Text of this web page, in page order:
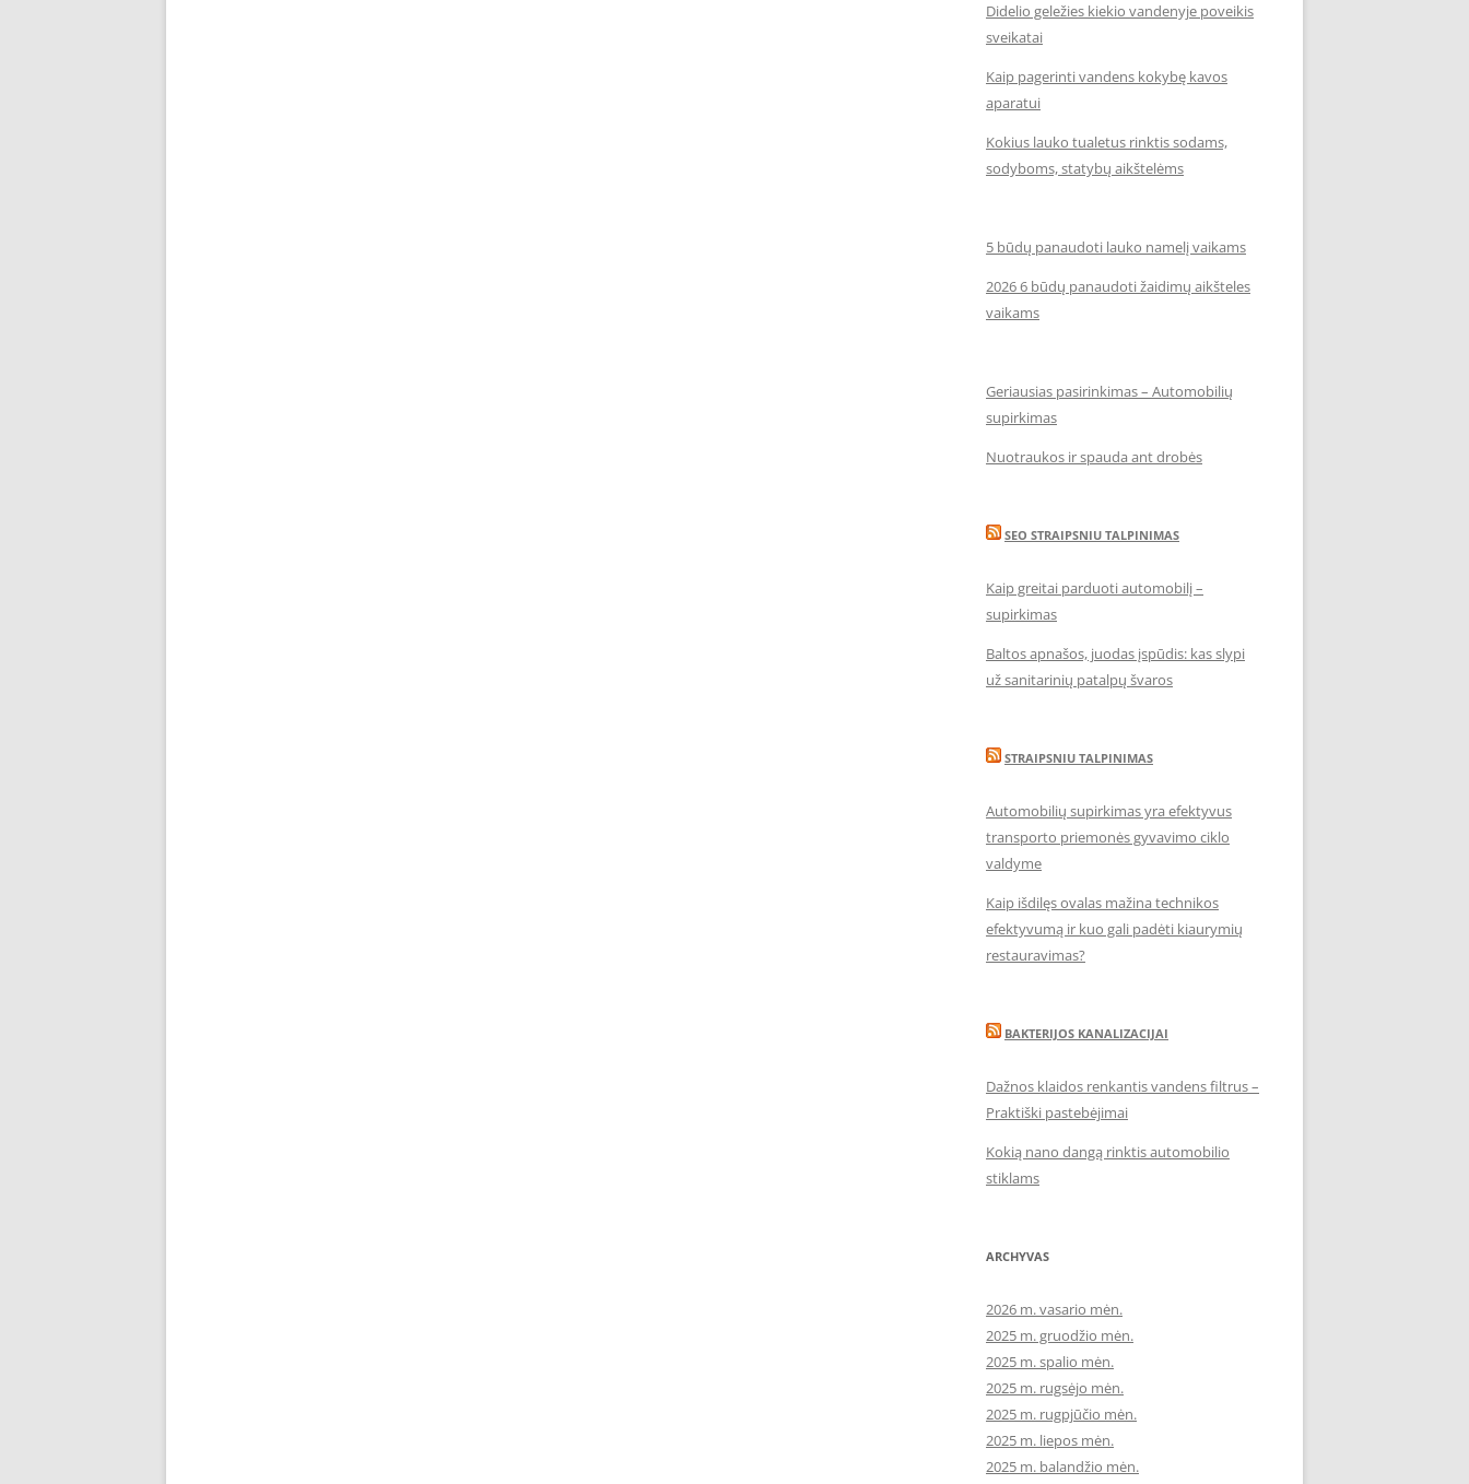
Didelio geležies kiekio vandenyje poveikis
sveikatai
Kaip pagerinti vandens kokybę kavos
aparatui
Kokius lauko tualetus rinktis sodams,
sodyboms, statybų aikštelėms
5 būdų panaudoti lauko namelį vaikams
2026 6 būdų panaudoti žaidimų aikšteles
vaikams
Geriausias pasirinkimas – Automobilių
supirkimas
Nuotraukos ir spauda ant drobės
SEO STRAIPSNIU TALPINIMAS
Kaip greitai parduoti automobilį –
supirkimas
Baltos apnašos, juodas įspūdis: kas slypi
už sanitarinių patalpų švaros
STRAIPSNIU TALPINIMAS
Automobilių supirkimas yra efektyvus
transporto priemonės gyvavimo ciklo
valdyme
Kaip išdilęs ovalas mažina technikos
efektyvumą ir kuo gali padėti kiaurymių
restauravimas?
BAKTERIJOS KANALIZACIJAI
Dažnos klaidos renkantis vandens filtrus –
Praktiški pastebėjimai
Kokią nano dangą rinktis automobilio
stiklams
ARCHYVAS
2026 m. vasario mėn.
2025 m. gruodžio mėn.
2025 m. spalio mėn.
2025 m. rugsėjo mėn.
2025 m. rugpjūčio mėn.
2025 m. liepos mėn.
2025 m. balandžio mėn.